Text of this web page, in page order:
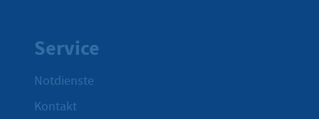
Service
Notdienste
Kontakt